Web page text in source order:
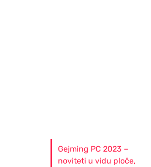
Gejming PC 2023 –
noviteti u vidu ploče,